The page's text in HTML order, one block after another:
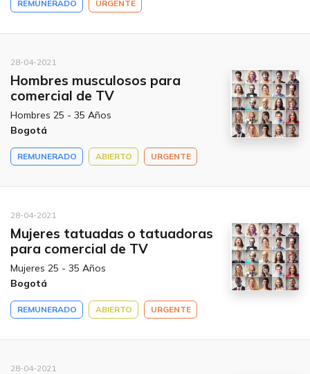
REMUNERADO URGENTE
28-04-2021
Hombres musculosos para
comercial de TV
Hombres 25 - 35 Años
Bogotá
REMUNERADO ABIERTO URGENTE
28-04-2021
Mujeres tatuadas o tatuadoras
para comercial de TV
Mujeres 25 - 35 Años
Bogotá
REMUNERADO ABIERTO URGENTE
28-04-2021